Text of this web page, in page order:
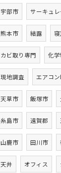
宇部市 サーキュ
熊本市 結露 寝
カビ取り専門 化
現地調査 エアコ
天草市 飯塚市
糸島市 遠賀郡
山鹿市 田川市
天井 オフィス